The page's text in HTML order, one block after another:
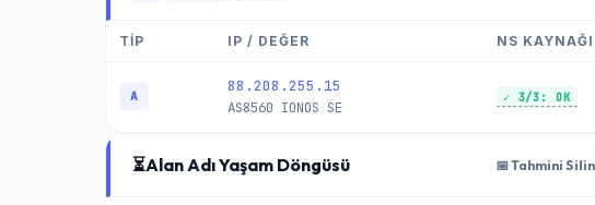
TİP IP / DEĞER NS KAYNAĞI
A
88.208.255.15
AS8560 IONOS SE
✓ 3/3: OK
⏳Alan Adı Yaşam Döngüsü 📅 Tahmini